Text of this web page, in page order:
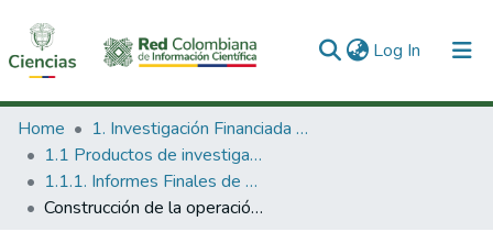
Log In (current)
Communities & Collections
All of DSpace
Statistics
Home
1. Investigación Financiada con Recursos Públicos
1.1 Productos de investigación
1.1.1. Informes Finales de Proyectos de Investigación
Construcción de la operación multiplicativa y del sistema notacional en base 10: una relación posible: I y II etapa